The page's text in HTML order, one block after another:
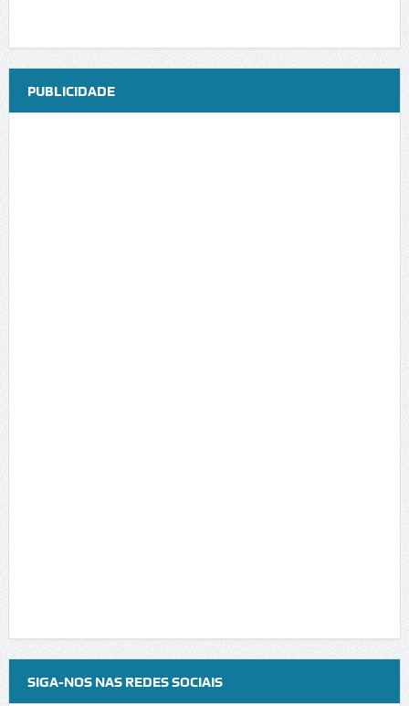
PUBLICIDADE
SIGA-NOS NAS REDES SOCIAIS